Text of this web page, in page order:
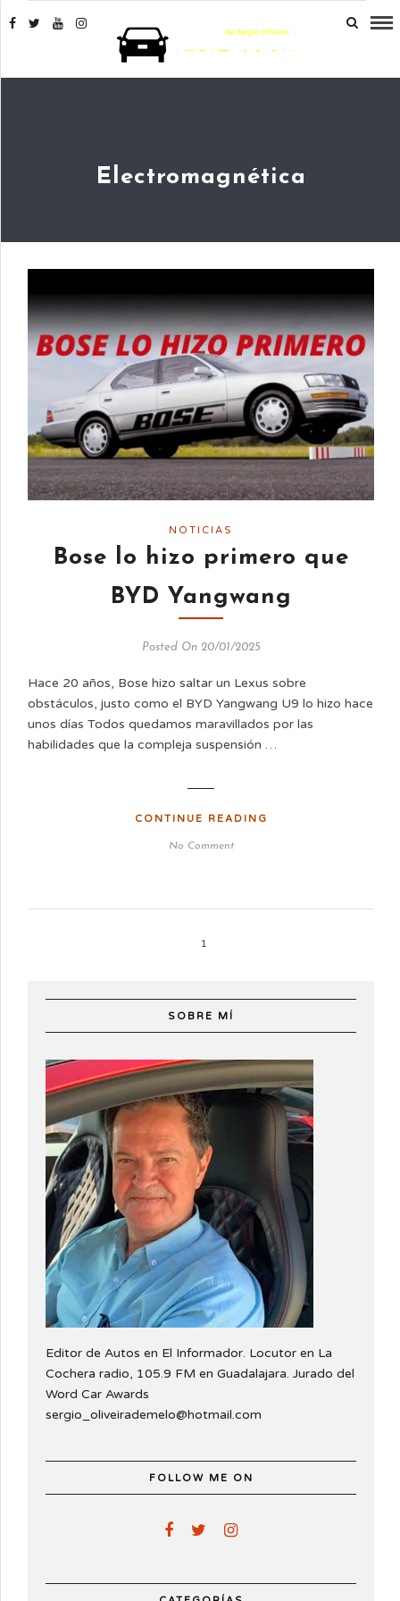
Electromagnética
NOTICIAS
Bose lo hizo primero que
BYD Yangwang
Posted On 20/01/2025
Hace 20 años, Bose hizo saltar un Lexus sobre
obstáculos, justo como el BYD Yangwang U9 lo hizo hace
unos días Todos quedamos maravillados por las
habilidades que la compleja suspensión …
CONTINUE READING
No Comment
1
SOBRE MÍ
Editor de Autos en El Informador. Locutor en La
Cochera radio, 105.9 FM en Guadalajara. Jurado del
Word Car Awards
sergio_oliveirademelo@hotmail.com
FOLLOW ME ON